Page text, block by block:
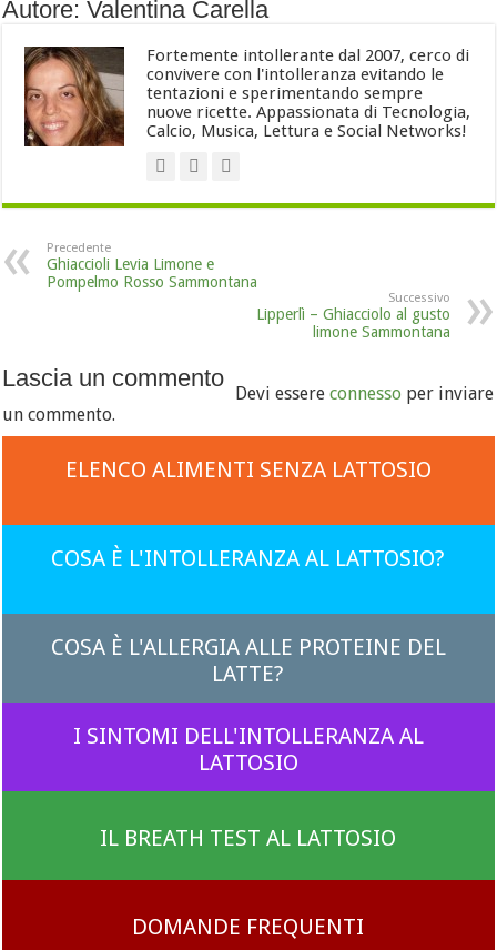
Autore: Valentina Carella
Fortemente intollerante dal 2007, cerco di
convivere con l'intolleranza evitando le
tentazioni e sperimentando sempre
nuove ricette. Appassionata di Tecnologia,
Calcio, Musica, Lettura e Social Networks!
Precedente
Ghiaccioli Levia Limone e
Pompelmo Rosso Sammontana
Successivo
Lipperlì – Ghiacciolo al gusto
limone Sammontana
Lascia un commento
Devi essereconnesso per inviare
un commento.
ELENCO ALIMENTI SENZA LATTOSIO
COSA È L'INTOLLERANZA AL LATTOSIO?
COSA È L'ALLERGIA ALLE PROTEINE DEL
LATTE?
I SINTOMI DELL'INTOLLERANZA AL
LATTOSIO
IL BREATH TEST AL LATTOSIO
DOMANDE FREQUENTI